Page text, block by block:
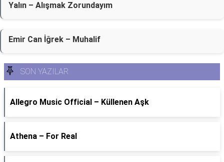
Yalın – Alışmak Zorundayım
Emir Can İğrek – Muhalif
SON YAZILAR
Allegro Music Official – Küllenen Aşk
Athena – For Real